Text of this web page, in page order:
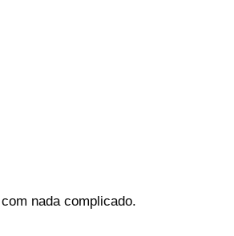
nada complicado.